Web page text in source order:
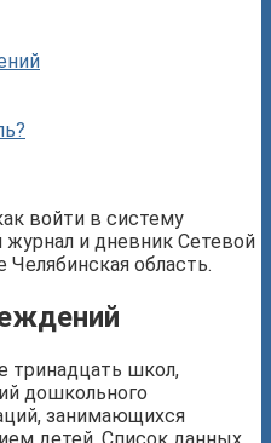
войти в систему
и дневник Сетевой
область.
тринадцать школ,
дошкольного
занимающихся
детей. Список данных